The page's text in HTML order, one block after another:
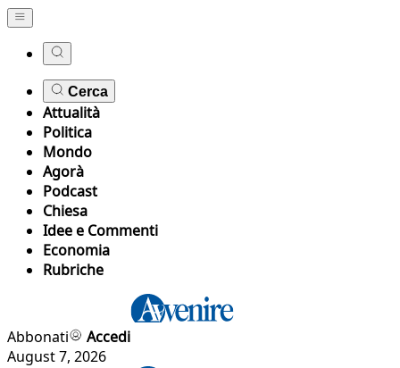
Cerca
Attualità
Politica
Mondo
Agorà
Podcast
Chiesa
Idee e Commenti
Economia
Rubriche
Abbonati
Accedi
August 7, 2026